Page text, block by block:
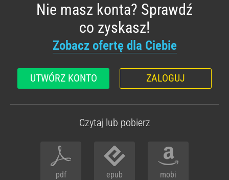
Nie masz konta? Sprawdź
co zyskasz!
Zobacz ofertę dla Ciebie
UTWÓRZ KONTO ZALOGUJ
Czytaj lub pobierz
pdf epub mobi